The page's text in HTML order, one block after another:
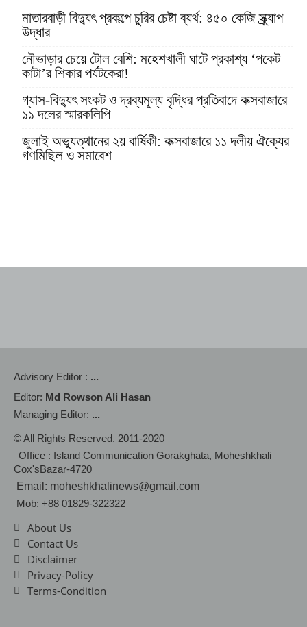
মাতারবাড়ী বিদ্যুৎ প্রকল্পে চুরির চেষ্টা ব্যর্থ: ৪৫০ কেজি স্ক্র্যাপ
উদ্ধার
নৌভাড়ার চেয়ে টোল বেশি: মহেশখালী ঘাটে প্রকাশ্য ‘পকেট
কাটা’র শিকার পর্যটকেরা!
গ্যাস-বিদ্যুৎ সংকট ও দ্রব্যমূল্য বৃদ্ধির প্রতিবাদে কক্সবাজারে
১১ দলের স্মারকলিপি
জুলাই অভ্যুত্থানের ২য় বার্ষিকী: কক্সবাজারে ১১ দলীয় ঐক্যের
গণমিছিল ও সমাবেশ
Advisory Editor : ...
Editor: Md Rowson Ali Hasan
Managing Editor: ...
© All Rights Reserved. 2011-2020
Office : Island Communication Gorakghata, Moheshkhali
Cox'sBazar-4720
Email: moheshkhalinews@gmail.com
Mob: +88 01829-322322
About Us
Contact Us
Disclaimer
Privacy-Policy
Terms-Condition